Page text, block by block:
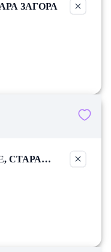
ЗАГОРА
СТАРА